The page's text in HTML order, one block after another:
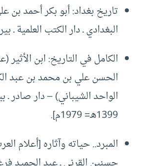
تاريخ بغداد: أبو بكر أحمد بن
البغدادي ـ دار الكتب العلمية
الكامل في التاريخ: ابن الأثير
الحسن علي بن محمد بن عبد
الواحد الشيباني) – دار صادر
1399هـ= 1979م].